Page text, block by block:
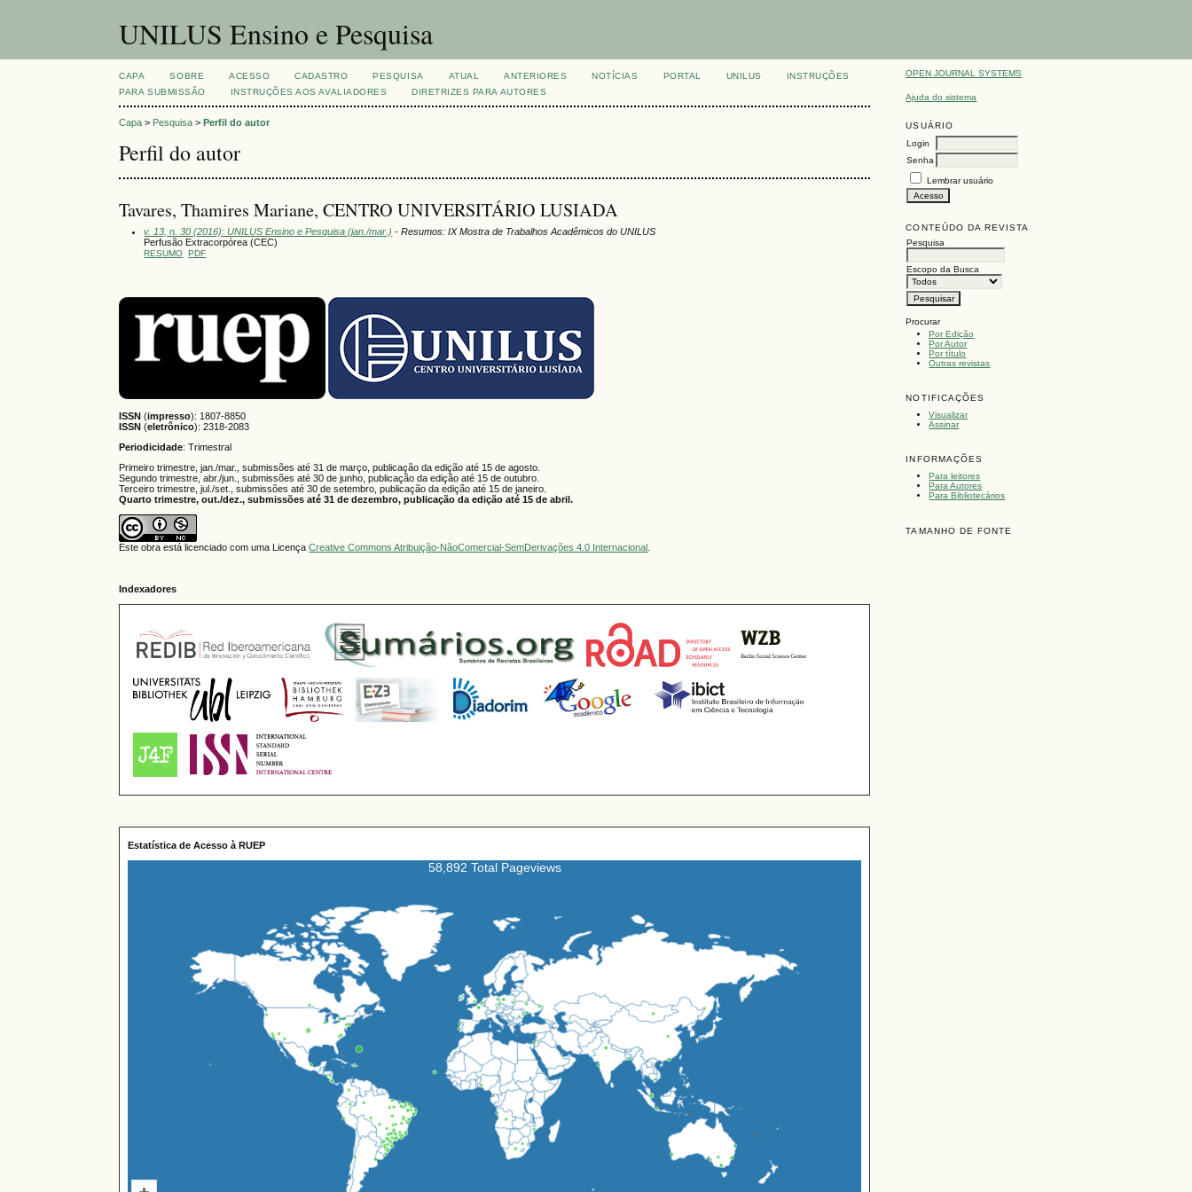
UNILUS Ensino e Pesquisa
OPEN JOURNAL SYSTEMS
Ajuda do sistema
USUÁRIO
Login
Senha
Lembrar usuário
CONTEÚDO DA REVISTA
Pesquisa
Escopo da Busca
Procurar
Por Edição
Por Autor
Por título
Outras revistas
NOTIFICAÇÕES
Visualizar
Assinar
INFORMAÇÕES
Para leitores
Para Autores
Para Bibliotecários
TAMANHO DE FONTE
CAPA SOBRE ACESSO CADASTRO PESQUISA ATUAL ANTERIORES NOTÍCIAS PORTAL UNILUS
INSTRUÇÕES
PARA SUBMISSÃO
INSTRUÇÕES AOS AVALIADORES DIRETRIZES PARA AUTORES
Capa > Pesquisa >Perfil do autor
Perfil do autor
Tavares, Thamires Mariane, CENTRO UNIVERSITÁRIO LUSIADA
v. 13, n. 30 (2016): UNILUS Ensino e Pesquisa (jan./mar.) - Resumos: IX Mostra de Trabalhos Acadêmicos do UNILUS
Perfusão Extracorpórea (CEC)
RESUMO PDF
ISSN (impresso): 1807-8850
ISSN (eletrônico):2318-2083
Periodicidade: Trimestral
Primeiro trimestre, jan./mar., submissões até 31 de março, publicação da edição até 15 de agosto.
Segundo trimestre, abr./jun., submissões até 30 de junho, publicação da edição até 15 de outubro.
Terceiro trimestre, jul./set., submissões até 30 de setembro, publicação da edição até 15 de janeiro.
Quarto trimestre, out./dez., submissões até 31 de dezembro, publicação da edição até 15 de abril.
Este obra está licenciado com uma LicençaCreative Commons Atribuição-NãoComercial-SemDerivações 4.0 Internacional
Indexadores
Estatística de Acesso à RUEP
58,892 Total Pageviews